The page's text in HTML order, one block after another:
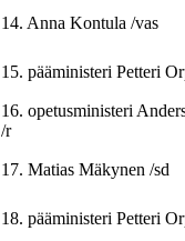
14. Anna Kontula /vas
15. pääministeri Petteri
16. opetusministeri
/r
17. Matias Mäkynen /sd
18. pääministeri Petteri